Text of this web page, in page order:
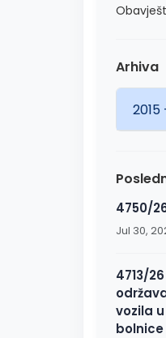
Arhiva
4750/
Jul 30,
4713/
vozila
bolnice